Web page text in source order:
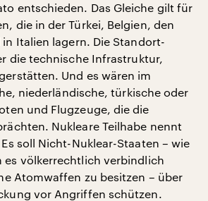
entschieden. Das Gleiche gilt für
die in der Türkei, Belgien, den
Italien lagern. Die Standort-
die technische Infrastruktur,
Und es wären im
niederländische, türkische oder
und Flugzeuge, die die
Nukleare Teilhabe nennt
soll Nicht-Nuklear-Staaten – wie
es völkerrechtlich verbindlich
Atomwaffen zu besitzen – über
vor Angriffen schützen.